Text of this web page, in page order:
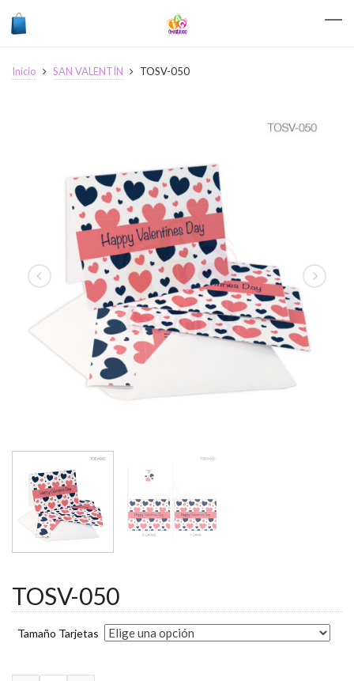
Inicio SAN VALENTÍN TOSV-050
TOSV-050
Tamaño Tarjetas